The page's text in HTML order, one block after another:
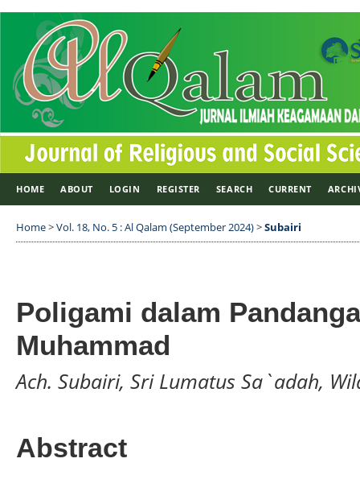
HOME ABOUT LOGIN REGISTER SEARCH CURRENT
Home>Vol. 18, No. 5 : Al Qalam (September 2024)>Subairi
Poligami dalam
Muhammad
Ach. Subairi, Sri Lumatus Sa`adah,
Abstract